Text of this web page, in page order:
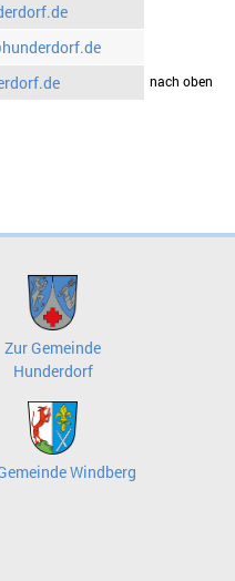
drucken nach oben
Zur Gemeinde
Hunderdorf
Windberg